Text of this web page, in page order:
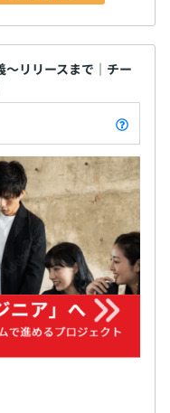
（Java／C#／.NET）
／運用保守
ェクト
ご入社いただきまし
担い、責任感を持って
す。
〜リリースまで｜チー